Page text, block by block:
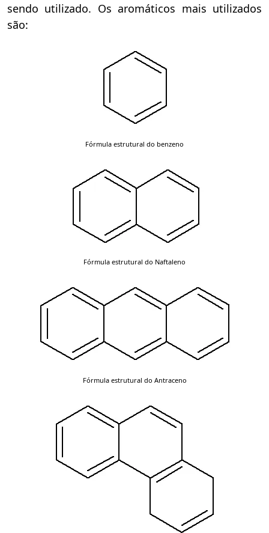
sendo utilizado. Os aromáticos mais utilizados
são:
Fórmula estrutural do benzeno
Fórmula estrutural do Naftaleno
Fórmula estrutural do Antraceno